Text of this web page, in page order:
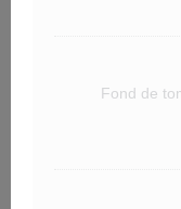
Fond de